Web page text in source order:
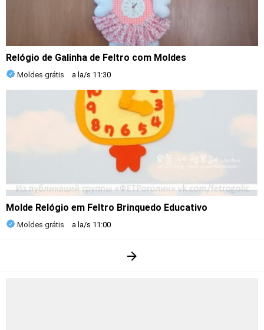
Relógio de Galinha de Feltro com Moldes
Moldes grátis a la/s 11:30
Molde Relógio em Feltro Brinquedo Educativo
Moldes grátis a la/s 11:00